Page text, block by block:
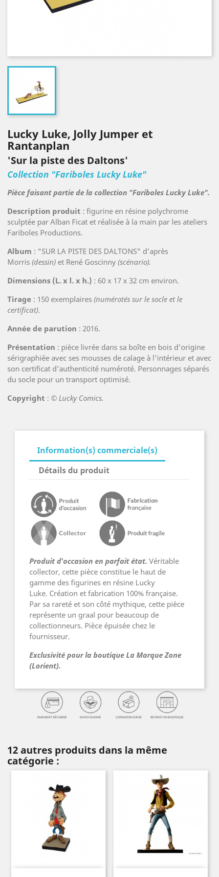
Lucky Luke, Jolly Jumper et
Rantanplan
'Sur la piste des Daltons'
Collection "Fariboles Lucky Luke"
Pièce faisant partie de la collection "Fariboles Lucky Luke".
Description produit : figurine en résine polychrome
sculptée par Alban Ficat et réalisée à la main par les ateliers
Fariboles Productions.
Album : "SUR LA PISTE DES DALTONS" d'après
Morris (dessin) et René Goscinny (scénario).
Dimensions (L. x l. x h.) : 60 x 17 x 32 cm environ.
Tirage : 150 exemplaires (numérotés sur le socle et le
certificat).
Année de parution : 2016.
Présentation : pièce livrée dans sa boîte en bois d'origine
sérigraphiée avec ses mousses de calage à l'intérieur et avec
son certificat d'authenticité numéroté. Personnages séparés
du socle pour un transport optimisé.
Copyright : © Lucky Comics.
Information(s) commerciale(s)
Détails du produit
Produit d'occasion en parfait état. Véritable
collector, cette pièce constitue le haut de
gamme des figurines en résine Lucky
Luke. Création et fabrication 100% française.
Par sa rareté et son côté mythique, cette pièce
représente un graal pour beaucoup de
collectionneurs. Pièce épuisée chez le
fournisseur.
Exclusivité pour la boutique La Marque Zone
(Lorient).
12 autres produits dans la même
catégorie :